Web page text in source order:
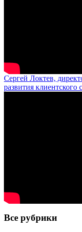
Сергей Локтев,
развития
Все рубрики